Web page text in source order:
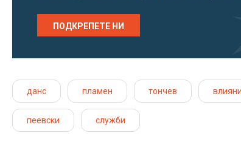
ПОДКРЕПЕТЕ НИ
данс пламен тончев
пеевски служби